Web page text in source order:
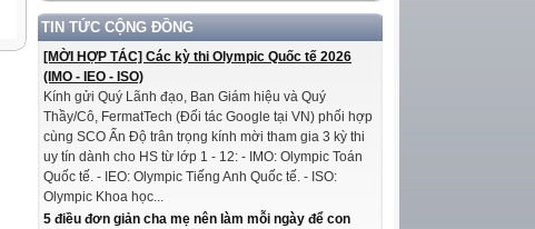
TIN TỨC CỘNG ĐỒNG
[MỜI HỢP TÁC] Các kỳ thi Olympic Quốc tế 2026
(IMO - IEO - ISO)
Kính gửi Quý Lãnh đạo, Ban Giám hiệu và Quý
Thầy/Cô, FermatTech (Đối tác Google tại VN) phối hợp
cùng SCO Ấn Độ trân trọng kính mời tham gia 3 kỳ thi
uy tín dành cho HS từ lớp 1 - 12: - IMO: Olympic Toán
Quốc tế. - IEO: Olympic Tiếng Anh Quốc tế. - ISO:
Olympic Khoa học...
5 điều đơn giản cha mẹ nên làm mỗi ngày để con